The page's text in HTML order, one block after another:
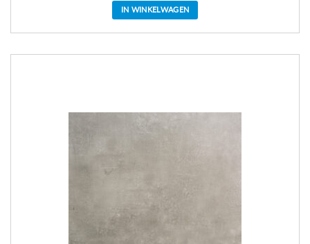
IN WINKELWAGEN